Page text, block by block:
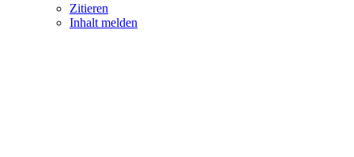
Zitieren
Inhalt melden